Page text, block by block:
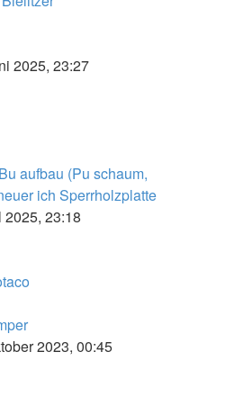
2025, 23:27
aufbau (Pu schaum,
ich Sperrholzplatte
2025, 23:18
2023, 00:45